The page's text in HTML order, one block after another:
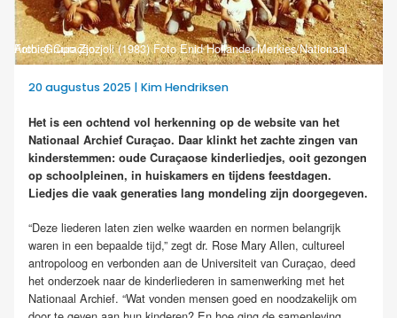
Foto: Grupo Zjozjoli (1983) Foto Enid Hollander-Merkies/Nationaal Archief Curaçao
20 augustus 2025 | Kim Hendriksen
Het is een ochtend vol herkenning op de website van het
Nationaal Archief Curaçao. Daar klinkt het zachte zingen van
kinderstemmen: oude Curaçaose kinderliedjes, ooit gezongen
op schoolpleinen, in huiskamers en tijdens feestdagen.
Liedjes die vaak generaties lang mondeling zijn doorgegeven.
“Deze liederen laten zien welke waarden en normen belangrijk
waren in een bepaalde tijd,” zegt dr. Rose Mary Allen, cultureel
antropoloog en verbonden aan de Universiteit van Curaçao, deed
het onderzoek naar de kinderliederen in samenwerking met het
Nationaal Archief. “Wat vonden mensen goed en noodzakelijk om